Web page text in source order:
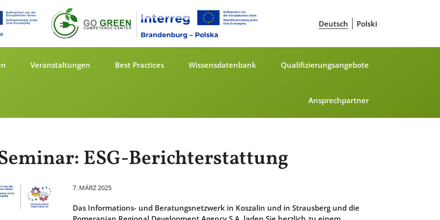
Deutsch
Polski
Veranstaltungen Best Practices Wissensdatenbank Qualifizierungsangebote
Ansprechpartner
ESG-Berichterstattung
7. MÄRZ 2025
Das Informations- und Beratungsnetzwerk in Koszalin und in Strausberg und die